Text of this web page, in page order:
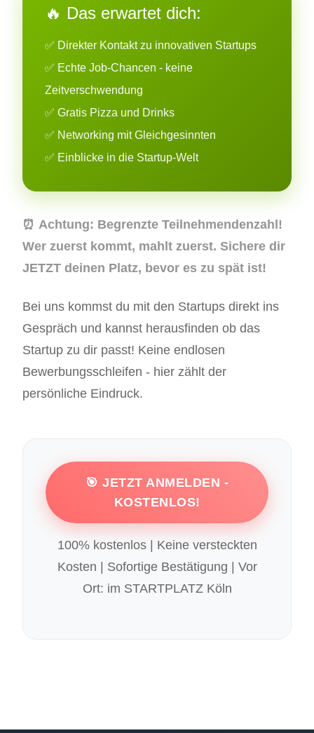
🔥 Das erwartet dich:
✅ Direkter Kontakt zu innovativen Startups
✅ Echte Job-Chancen - keine
Zeitverschwendung
✅ Gratis Pizza und Drinks
✅ Networking mit Gleichgesinnten
✅ Einblicke in die Startup-Welt
⏰ Achtung: Begrenzte Teilnehmendenzahl!
Wer zuerst kommt, mahlt zuerst. Sichere dir
JETZT deinen Platz, bevor es zu spät ist!
Bei uns kommst du mit den Startups direkt ins
Gespräch und kannst herausfinden ob das
Startup zu dir passt! Keine endlosen
Bewerbungsschleifen - hier zählt der
persönliche Eindruck.
🎯 JETZT ANMELDEN -
KOSTENLOS!
100% kostenlos | Keine versteckten
Kosten | Sofortige Bestätigung | Vor
Ort: im STARTPLATZ Köln